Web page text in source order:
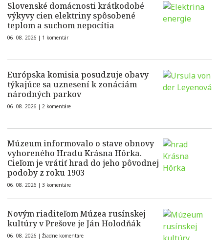
Slovenské domácnosti krátkodobé
výkyvy cien elektriny spôsobené
teplom a suchom nepocítia
06. 08. 2026 | 1 komentár
Európska komisia posudzuje obavy
týkajúce sa uznesení k zonáciám
národných parkov
06. 08. 2026 | 2 komentáre
Múzeum informovalo o stave obnovy
vyhoreného Hradu Krásna Hôrka.
Cieľom je vrátiť hrad do jeho pôvodnej
podoby z roku 1903
06. 08. 2026 | 3 komentáre
Novým riaditeľom Múzea rusínskej
kultúry v Prešove je Ján Holodňák
06. 08. 2026 | Žiadne komentáre